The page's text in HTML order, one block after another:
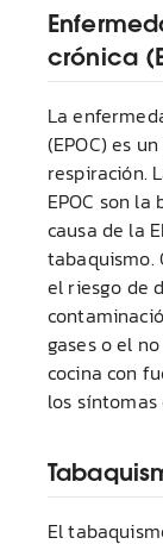
crónica
La
(EPOC) es
respiración.
EPOC son
causa de la
tabaquismo.
el riesgo de
gases o el
cocina con
los
El